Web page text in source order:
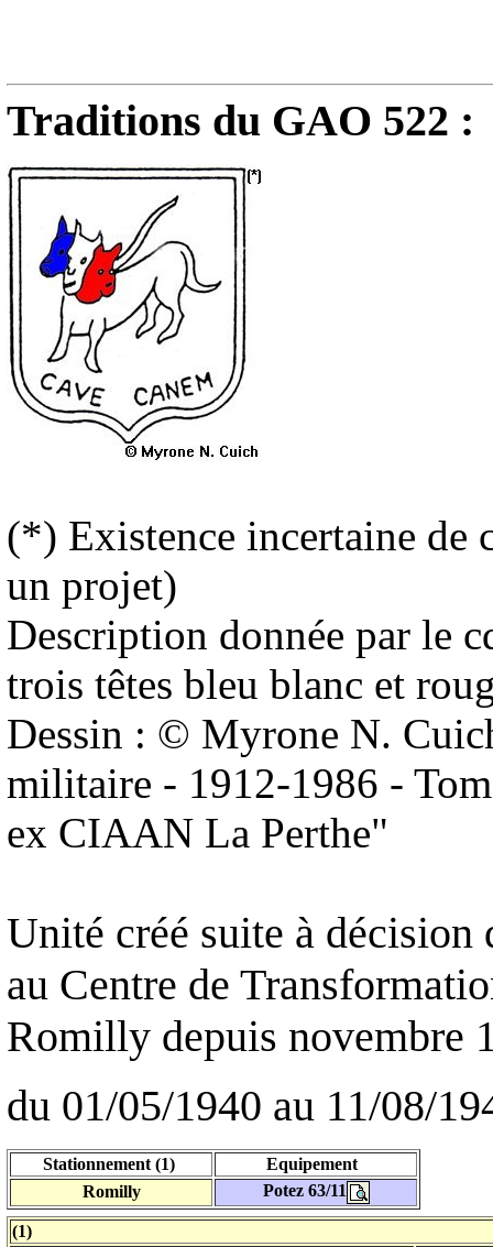
Traditions du GAO 522 :
(*) Existence incertaine de
un projet)
Description donnée par le
trois têtes bleu blanc et
Dessin : © Myrone N.
militaire - 1912-1986 -
ex CIAAN La Perthe"
Unité créé suite à décision
au Centre de
Romilly depuis novembre
du 01/05/1940 au 11/08/
Stationnement (1)
Equipement
Romilly
Potez 63/11
(1)